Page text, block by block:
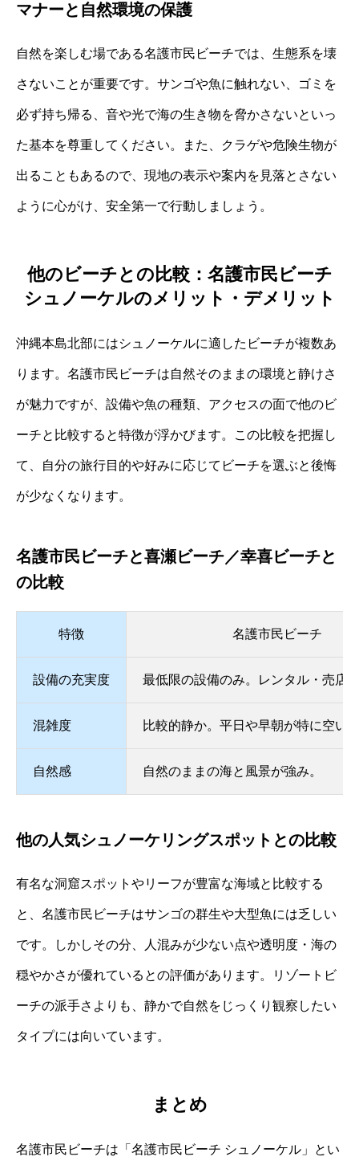
マナーと自然環境の保護
自然を楽しむ場である名護市民ビーチでは、生態系を壊
さないことが重要です。サンゴや魚に触れない、ゴミを
必ず持ち帰る、音や光で海の生き物を脅かさないといっ
た基本を尊重してください。また、クラゲや危険生物が
出ることもあるので、現地の表示や案内を見落とさない
ように心がけ、安全第一で行動しましょう。
他のビーチとの比較：名護市民ビーチ
シュノーケルのメリット・デメリット
沖縄本島北部にはシュノーケルに適したビーチが複数あ
ります。名護市民ビーチは自然そのままの環境と静けさ
が魅力ですが、設備や魚の種類、アクセスの面で他のビ
ーチと比較すると特徴が浮かびます。この比較を把握し
て、自分の旅行目的や好みに応じてビーチを選ぶと後悔
が少なくなります。
名護市民ビーチと喜瀬ビーチ／幸喜ビーチと
の比較
特徴 名護市民ビーチ
設備の充実度 最低限の設備のみ。レンタル・売店
混雑度 比較的静か。平日や早朝が特に空い
自然感 自然のままの海と風景が強み。
他の人気シュノーケリングスポットとの比較
有名な洞窟スポットやリーフが豊富な海域と比較する
と、名護市民ビーチはサンゴの群生や大型魚には乏しい
です。しかしその分、人混みが少ない点や透明度・海の
穏やかさが優れているとの評価があります。リゾートビ
ーチの派手さよりも、静かで自然をじっくり観察したい
タイプには向いています。
まとめ
名護市民ビーチは「名護市民ビーチ シュノーケル」とい